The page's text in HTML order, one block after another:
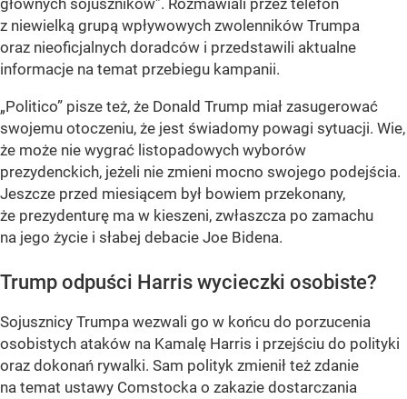
głównych sojuszników”. Rozmawiali przez telefon
z niewielką grupą wpływowych zwolenników Trumpa
oraz nieoficjalnych doradców i przedstawili aktualne
informacje na temat przebiegu kampanii.
„Politico” pisze też, że Donald Trump miał zasugerować
swojemu otoczeniu, że jest świadomy powagi sytuacji. Wie,
że może nie wygrać listopadowych wyborów
prezydenckich, jeżeli nie zmieni mocno swojego podejścia.
Jeszcze przed miesiącem był bowiem przekonany,
że prezydenturę ma w kieszeni, zwłaszcza po zamachu
na jego życie i słabej debacie Joe Bidena.
Trump odpuści Harris wycieczki osobiste?
Sojusznicy Trumpa wezwali go w końcu do porzucenia
osobistych ataków na Kamalę Harris i przejściu do polityki
oraz dokonań rywalki. Sam polityk zmienił też zdanie
na temat ustawy Comstocka o zakazie dostarczania